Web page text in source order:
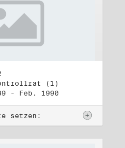
(1)
- Feb. 1990
setzen: